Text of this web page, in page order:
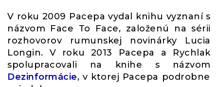
V roku 2009 Pacepa vydal knihu vyznaní s
názvom Face To Face, založenú na sérii
rozhovorov rumunskej novinárky Lucia
Longin. V roku 2013 Pacepa a Rychlak
spolupracovali na knihe s názvom
Dezinformácie, v ktorej Pacepa podrobne